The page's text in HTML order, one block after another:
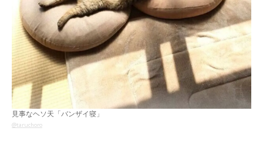
見事なヘソ天「バンザイ寝」
@taruchoro